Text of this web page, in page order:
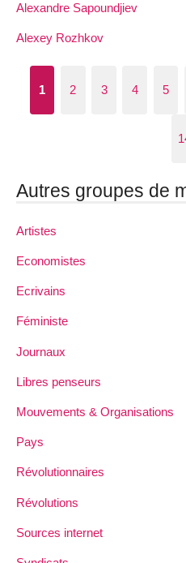
Alexandre Sapoundjiev
Alexey Rozhkov
1 2 3 4 5
Autres groupes de
Artistes
Economistes
Ecrivains
Féministe
Journaux
Libres penseurs
Mouvements & Organisations
Pays
Révolutionnaires
Révolutions
Sources internet